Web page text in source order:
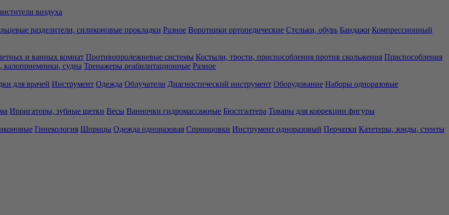
воздуха
разделители, силиконовые прокладки Разное Воротники ортопедические Стельки, обувь Бандажи Компрессионный
и ванных комнат Противопролежневые системы Костыли, трости, приспособления против скольжения Приспособления
судна Тренажеры реабилитационные Разное
для врачей Инструмент Одежда Облучатели Диагностический инструмент Оборудование Наборы одноразовые
Ирригаторы, зубные щетки Весы Ванночки гидромассажные Бюстгалтера Товары для коррекции фигуры
Гинекология Шприцы Одежда одноразовая Спринцовки Инструмент одноразовый Перчатки Катетеры, зонды, стенты